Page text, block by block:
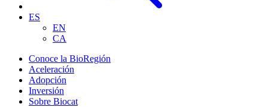
ES
EN
CA
Conoce la BioRegión
Aceleración
Adopción
Inversión
Sobre Biocat